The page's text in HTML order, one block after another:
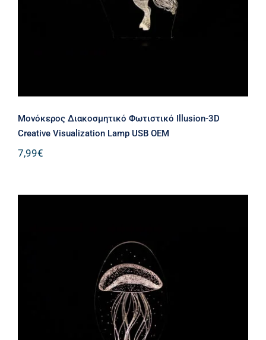
Μονόκερος Διακοσμητικό Φωτιστικό Illusion-3D
Creative Visualization Lamp USB ΟΕΜ
7,99€
Μέδουσα Διακοσμητικό Φωτιστικό
Illusion-3D Creative Visualization
Lamp USB ΟΕΜ